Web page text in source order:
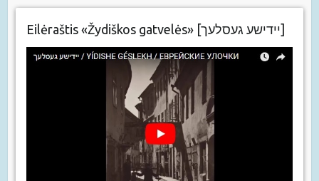
Eilėraštis «Žydiškos gatvelės» [יידישע געסלעך]